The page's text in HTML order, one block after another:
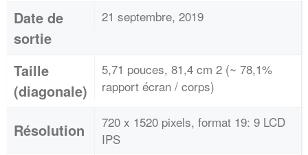
Date de
sortie
21 septembre, 2019
Taille
(diagonale)
5,71 pouces, 81,4 cm 2 (~ 78,1%
rapport écran / corps)
Résolution
720 x 1520 pixels, format 19: 9 LCD
IPS